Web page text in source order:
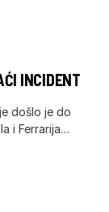
INCIDENT
došlo je do
i Ferrarija…